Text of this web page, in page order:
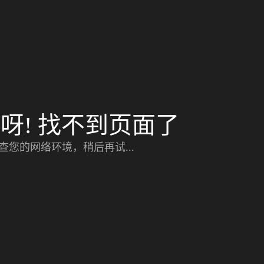
! 找不到页面了
您的网络环境，稍后再试...